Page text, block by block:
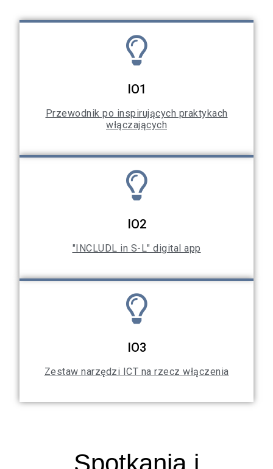
IO1
Przewodnik po inspirujących praktykach
włączających
IO2
"INCLUDL in S-L" digital app
IO3
Zestaw narzędzi ICT na rzecz włączenia
Spotkania i